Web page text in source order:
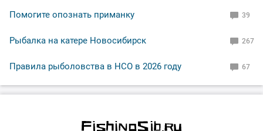
Помогите опознать приманку 39
Рыбалка на катере Новосибирск 267
Правила рыболовства в НСО в 2026 году 67